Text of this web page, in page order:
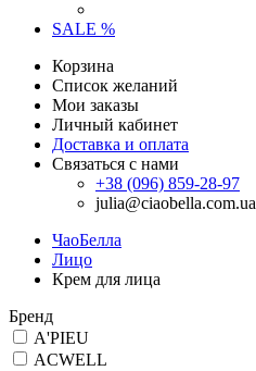
SALE %
Корзина
Список желаний
Мои заказы
Личный кабинет
Доставка и оплата
Связаться с нами
+38 (096) 859-28-97
julia@ciaobella.com.ua
ЧаоБелла
Лицо
Крем для лица
Бренд
A'PIEU
ACWELL